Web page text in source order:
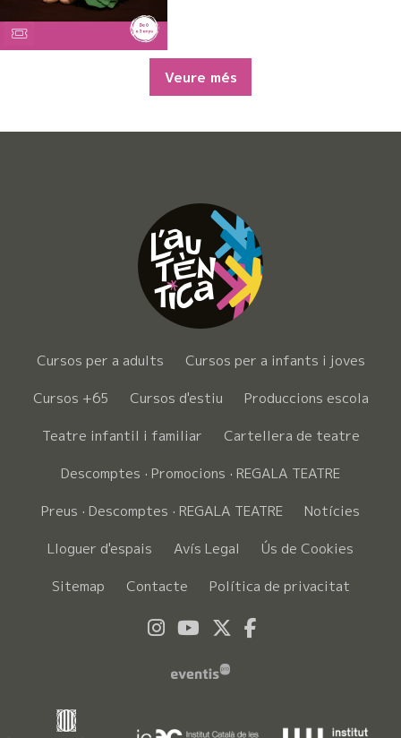
Veure més
Cursos per a adults
Cursos per a infants i joves
Cursos +65
Cursos d'estiu
Produccions escola
Teatre infantil i familiar
Cartellera de teatre
Descomptes · Promocions · REGALA TEATRE
Preus · Descomptes · REGALA TEATRE
Notícies
Lloguer d'espais
Avís Legal
Ús de Cookies
Sitemap
Contacte Política de privacitat
Link a instagram
Link a youtube
Link a twitter